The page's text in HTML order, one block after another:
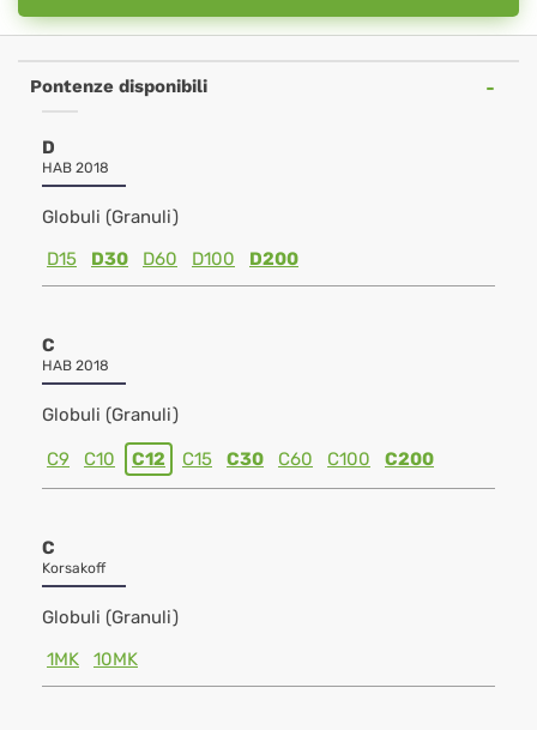
Pontenze disponibili
D
HAB 2018
Globuli (Granuli)
D15
D30 D60 D100 D200
C
HAB 2018
Globuli (Granuli)
C9 C10 C12 C15 C30 C60 C100 C200
C
Korsakoff
Globuli (Granuli)
1MK
10MK